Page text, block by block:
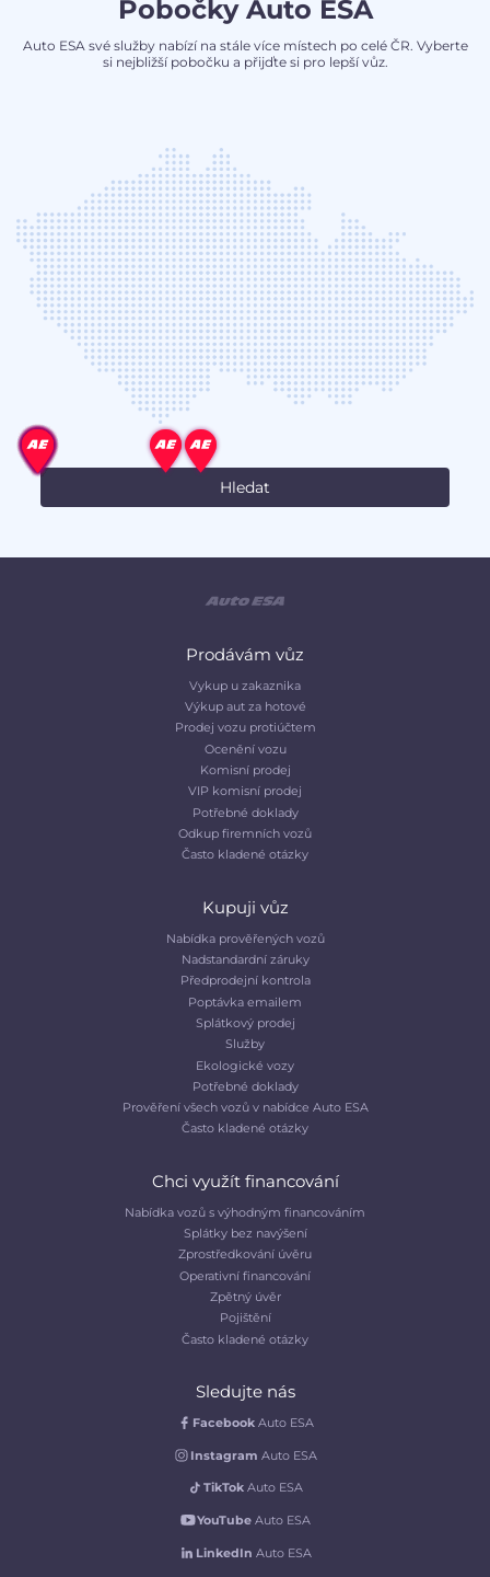
Pobočky Auto ESA
Auto ESA své služby nabízí na stále více místech po celé ČR. Vyberte
si nejbližší pobočku a přijďte si pro lepší vůz.
Prodávám vůz
Vykup u zakaznika
Výkup aut za hotové
Prodej vozu protiúčtem
Ocenění vozu
Komisní prodej
VIP komisní prodej
Potřebné doklady
Odkup firemních vozů
Často kladené otázky
Kupuji vůz
Nabídka prověřených vozů
Nadstandardní záruky
Předprodejní kontrola
Poptávka emailem
Splátkový prodej
Služby
Ekologické vozy
Potřebné doklady
Prověření všech vozů v nabídce Auto ESA
Často kladené otázky
Chci využít financování
Nabídka vozů s výhodným financováním
Splátky bez navýšení
Zprostředkování úvěru
Operativní financování
Zpětný úvěr
Pojištění
Často kladené otázky
Sledujte nás
Facebook Auto ESA
Instagram Auto ESA
TikTok Auto ESA
YouTubeAuto ESA
LinkedIn Auto ESA